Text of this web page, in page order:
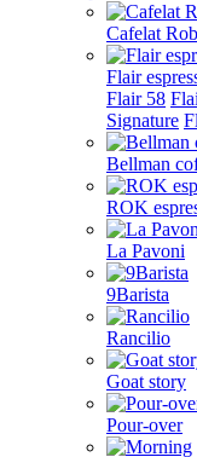
Cafelat
Flair
Flair 58
Signature
Bellman
ROK
La Pavoni
9Barista
Rancilio
Goat story
Pour-over